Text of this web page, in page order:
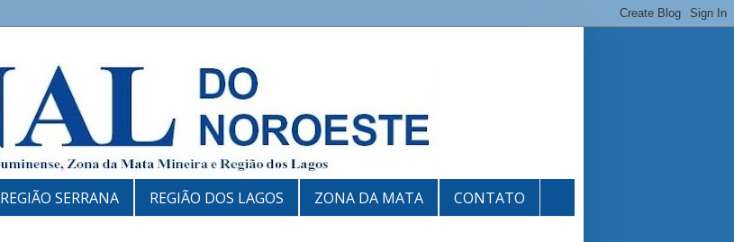
REGIÃO SERRANA REGIÃO DOS LAGOS ZONA DA MATA CONTATO